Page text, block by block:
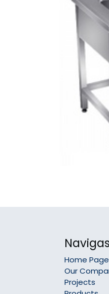
Home Page
Our
Projects